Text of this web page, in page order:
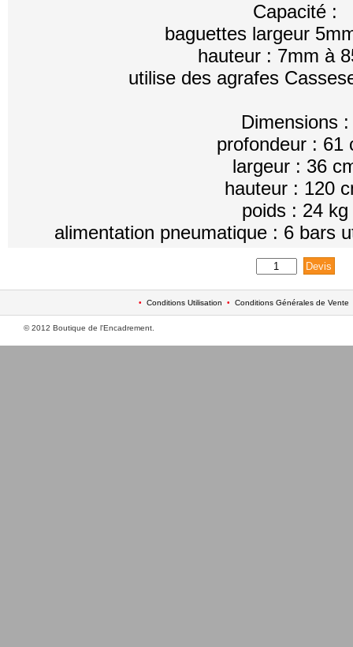
Capacité :
baguettes largeur
hauteur : 7mm à
utilise des agrafes
Dimensions :
profondeur : 61
largeur : 36
hauteur : 120
poids : 24 kg
alimentation pneumatique : 6 bars
• Conditions Utilisation • Conditions Générales de Vente
© 2012 Boutique de l'Encadrement.